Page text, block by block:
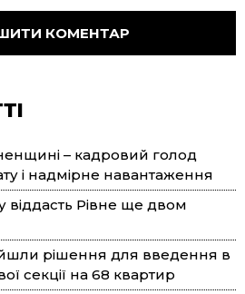
– кадровий голод
і надмірне навантаження
Рівне ще двом
рішення для введення в
секції на 68 квартир